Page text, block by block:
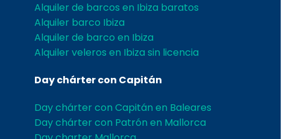
Alquiler de barcos en Ibiza baratos
Alquiler barco Ibiza
Alquiler de barco en Ibiza
Alquiler veleros en Ibiza sin licencia
Day chárter con Capitán
Day chárter con Capitán en Baleares
Day chárter con Patrón en Mallorca